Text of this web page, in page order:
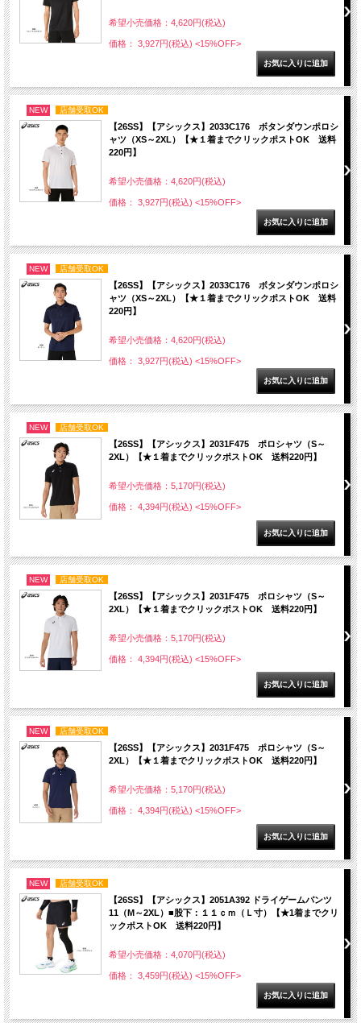
希望小売価格：4,620円(税込)
価格： 3,927円(税込) <15%OFF>
NEW 店舗受取OK
【26SS】【アシックス】2033C176 ボタンダウンポロシ
ャツ（XS～2XL）【★１着までクリックポストOK 送料
220円】
希望小売価格：4,620円(税込)
価格： 3,927円(税込) <15%OFF>
NEW 店舗受取OK
【26SS】【アシックス】2033C176 ボタンダウンポロシ
ャツ（XS～2XL）【★１着までクリックポストOK 送料
220円】
希望小売価格：4,620円(税込)
価格： 3,927円(税込) <15%OFF>
NEW 店舗受取OK
【26SS】【アシックス】2031F475 ポロシャツ（S～
2XL）【★１着までクリックポストOK 送料220円】
希望小売価格：5,170円(税込)
価格： 4,394円(税込) <15%OFF>
NEW 店舗受取OK
【26SS】【アシックス】2031F475 ポロシャツ（S～
2XL）【★１着までクリックポストOK 送料220円】
希望小売価格：5,170円(税込)
価格： 4,394円(税込) <15%OFF>
NEW 店舗受取OK
【26SS】【アシックス】2031F475 ポロシャツ（S～
2XL）【★１着までクリックポストOK 送料220円】
希望小売価格：5,170円(税込)
価格： 4,394円(税込) <15%OFF>
NEW 店舗受取OK
【26SS】【アシックス】2051A392 ドライゲームパンツ
11（M～2XL）■股下：１１ｃｍ（Ｌ寸）【★1着までクリ
ックポストOK 送料220円】
希望小売価格：4,070円(税込)
価格： 3,459円(税込) <15%OFF>